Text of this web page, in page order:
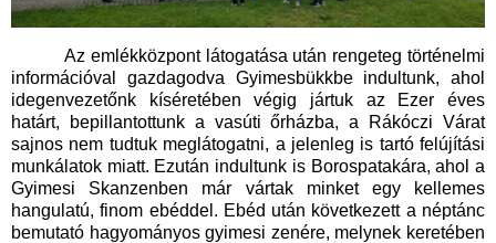
Az emlékközpont látogatása után rengeteg történelmi
információval gazdagodva Gyimesbükkbe indultunk, ahol
idegenvezetőnk kíséretében végig jártuk az Ezer éves
határt, bepillantottunk a vasúti őrházba, a Rákóczi Várat
sajnos nem tudtuk meglátogatni, a jelenleg is tartó felújítási
munkálatok miatt. Ezután indultunk is Borospatakára, ahol a
Gyimesi Skanzenben már vártak minket egy kellemes
hangulatú, finom ebéddel. Ebéd után következett a néptánc
bemutató hagyományos gyimesi zenére, melynek keretében